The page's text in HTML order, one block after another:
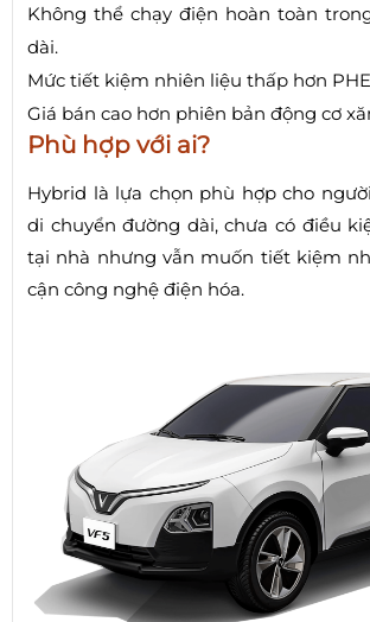
Không thể chạy điện hoàn toàn
dài.
Mức tiết kiệm nhiên liệu thấp hơn
Giá bán cao hơn phiên bản động cơ
Phù hợp với ai?
Hybrid là lựa chọn phù hợp cho
di chuyển đường dài, chưa có điều
tại nhà nhưng vẫn muốn tiết kiệm
cận công nghệ điện hóa.